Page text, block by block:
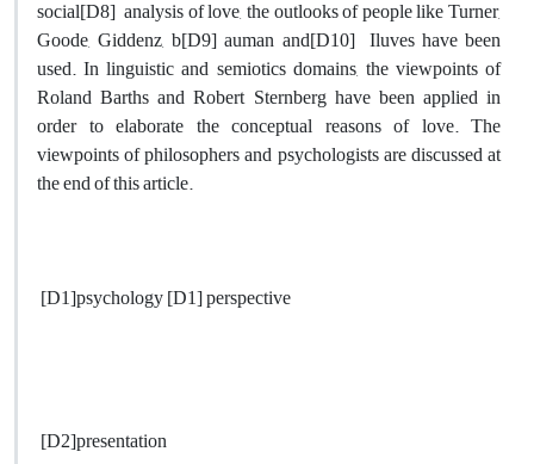
social[D8] analysis of love, the outlooks of people like Turner,
Goode, Giddenz, b[D9] auman and[D10] Iluves have been
used. In linguistic and semiotics domains, the viewpoints of
Roland Barths and Robert Sternberg have been applied in
order to elaborate the conceptual reasons of love. The
viewpoints of philosophers and psychologists are discussed at
the end of this article.
[D1]psychology [D1] perspective
[D2]presentation